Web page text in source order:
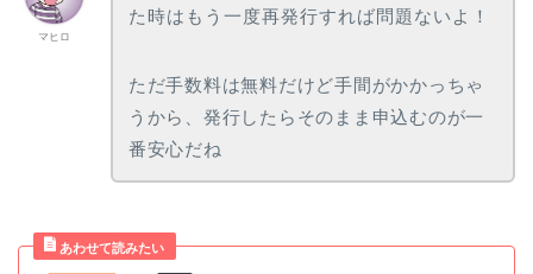
マヒロ
た時はもう一度再発行すれば問題ないよ！
ただ手数料は無料だけど手間がかかっちゃ
うから、発行したらそのまま申込むのが一
番安心だね